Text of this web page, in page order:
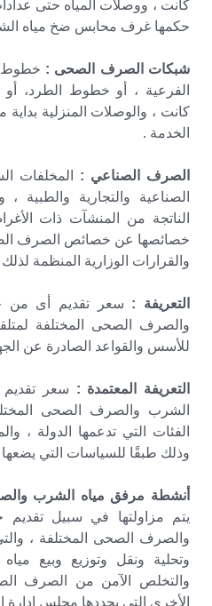
كانت ، ووصلات المياه حتى
حكمها غرف محابس ضخ مياه
شبكات الصرف الصحى : خطوط
الفرعية ، أو خطوط الطرد،
كانت ، والوصلات المنزلية
الخدمة .
الصرف الصناعي : المخلفات
الصناعية والتجارية والطبية ،
الناتجة من المنشآت ذات
خصائصها عن خصائص الصرف
والقرارات الوزارية المنظمة
التعريفة : سعر تقديم أى من
والصرف الصحى المختلفة
للأسس والقواعد الصادرة عن
التعريفة المعتمدة : سعر
الشرب والصرف الصحى
الفئات التي تدعمها الدولة ،
وذلك طبقًا للسياسات التي
أنشطة مرفق مياه الشرب
يتم مزاولتها في سبيل
والصرف الصحى المختلفة ،
وتحلية ونقل وتوزيع وبيع
والتخلص الآمن من الصرف
الأخرى التي يحددها مجلس إدارة